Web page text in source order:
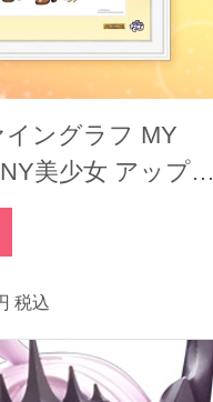
ングラフ MY
美少女 アップル
税込